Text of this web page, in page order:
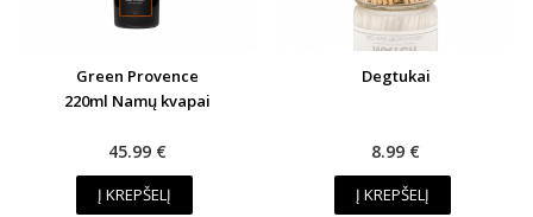
Green Provence
220ml Namų kvapai
45.99 €
Į KREPŠELĮ
Degtukai
8.99 €
Į KREPŠELĮ